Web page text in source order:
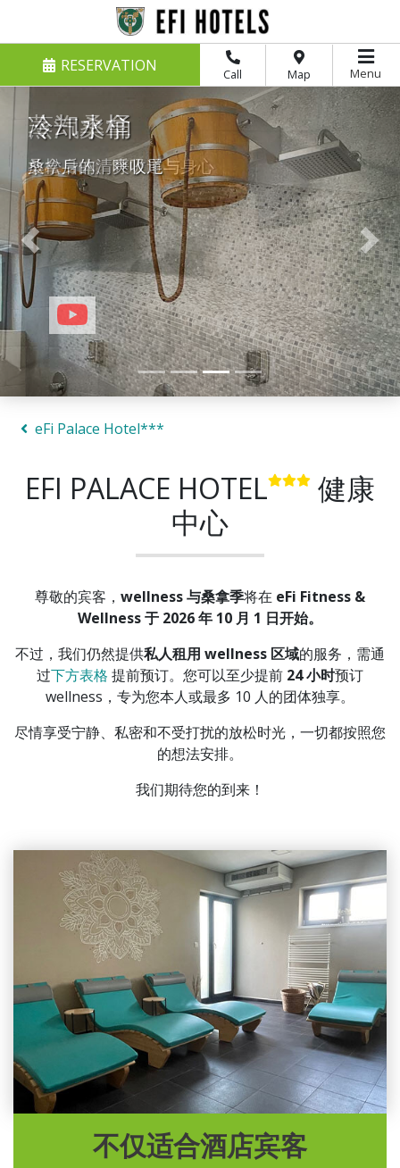
Call Map
RESERVATION Menu
冷却水桶
桑拿后的清爽收尾
Previous Next
eFi Palace Hotel***
EFI PALACE HOTEL
健康
中心
尊敬的宾客， wellness 与桑拿季将在 eFi Fitness &
Wellness于 2026 年 10 月 1 日开始。
不过，我们仍然提供私人租用 wellness 区域的服务，需通
过下方表格 提前预订。您可以至少提前 24 小时预订
wellness，专为您本人或最多 10 人的团体独享。
尽情享受宁静、私密和不受打扰的放松时光，一切都按照您
的想法安排。
我们期待您的到来！
不仅适合酒店宾客